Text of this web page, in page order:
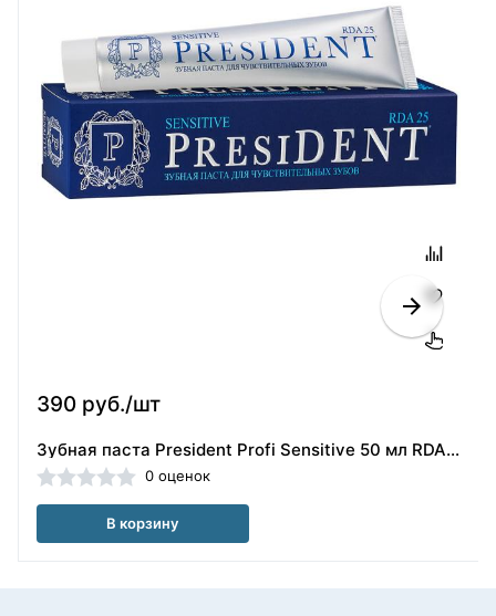
390 руб./шт
Зубная паста President Profi Sensitive 50 мл RDA 25 для чувствительных зубов President/110004
0 оценок
В корзину